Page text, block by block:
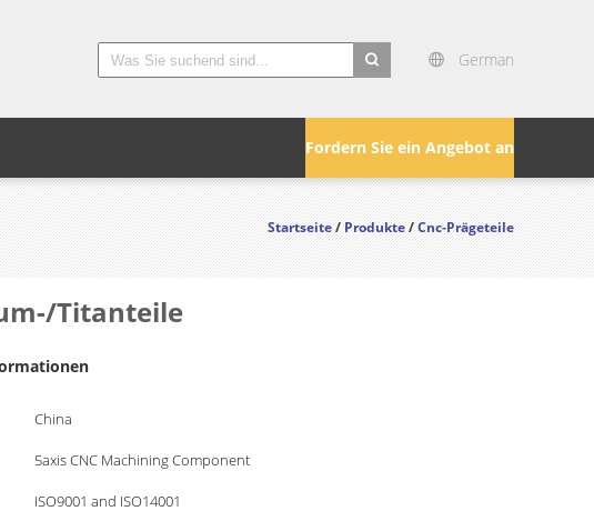
German
Fordern Sie ein Angebot an
Startseite/Produkte/Cnc-Prägeteile
Titanteile
China
5axis CNC Machining Component
ISO9001 and ISO14001